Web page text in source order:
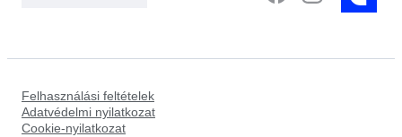
Felhasználási feltételek
Adatvédelmi nyilatkozat
Cookie-nyilatkozat